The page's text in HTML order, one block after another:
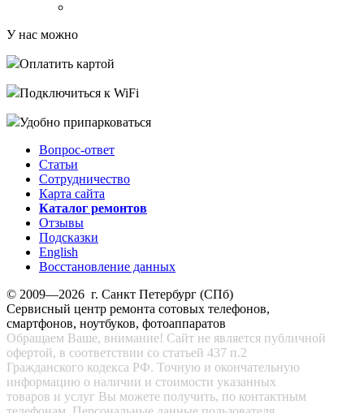
У нас можно
Оплатить картой
Подключиться к WiFi
Удобно припарковаться
Вопрос-ответ
Статьи
Сотрудничество
Карта сайта
Каталог ремонтов
Отзывы
Подсказки
English
Восстановление данных
© 2009—2026 г. Санкт Петербург (СПб)
Сервисный центр ремонта сотовых телефонов,
смартфонов, ноутбуков, фотоаппаратов
Обращаем Ваше, внимание! Сайт не является публичной
офертой, в соответствии со статьей 437 п.2
Гражданского кодекса РФ. Точную и окончательную
информацию о наличии и стоимости указанных
товаров и услуг Вы можете получить, по контактным